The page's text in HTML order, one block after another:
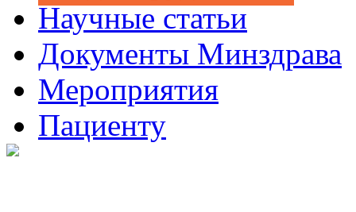
Научные статьи
Документы Минздрава
Мероприятия
Пациенту